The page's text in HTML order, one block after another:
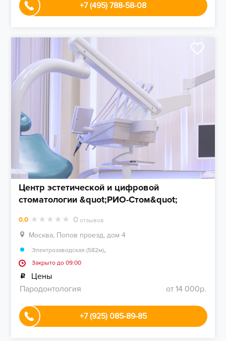
+7 (495) 788-58-08
Центр эстетической и цифровой
стоматологии &quot;РИО-Стом&quot;
0.0 0 отзывов
Москва, Попов проезд, дом 4
Электрозаводская (582м),
Закрыто до 09:00
Цены
Пародонтология
от 14 000р.
+7 (925) 085-89-85